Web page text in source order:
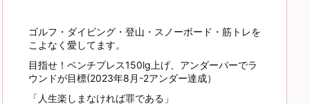
ゴルフ・ダイビング・登山・スノーボード・筋トレを
こよなく愛してます。
目指せ！ベンチプレス150lg上げ、アンダーパーでラ
ウンドが目標(2023年8月-2アンダー達成）
「人生楽しまなければ罪である」